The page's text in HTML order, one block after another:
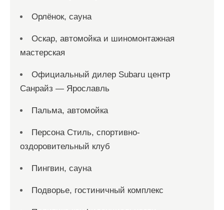
Орлёнок, сауна
Оскар, автомойка и шиномонтажная
мастерская
Официальный дилер Subaru центр
Санрайз — Ярославль
Пальма, автомойка
Персона Стиль, спортивно-
оздоровительный клуб
Пингвин, сауна
Подворье, гостиничный комплекс